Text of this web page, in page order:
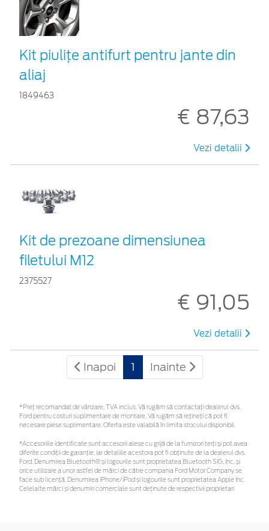
Kit piuliţe antifurt pentru jante din
aliaj
1849463
€ 87,63
Vezi detalii
Kit de prezoane dimensiunea
filetului M12
2375527
€ 91,05
Vezi detalii
Inapoi 1 Inainte
*Preţ recomandat de vânzare, TVA inclus. Vă rugăm să contactaţi dealerul dvs.
Ford pentru costuri suplimentare de montare. Vă rugăm să rețineți că pot fi
necesare piese suplimentare. Oferta este valabilă în limita stocului disponibil.
*Accesoriile identificate sunt accesorii alese cu grijă de la furnizori terți și pot avea
diferite condiții de garanție, iar detaliile acestora pot fi obținute de la dealerul dvs.
Ford. Denumirea Bluetooth® și logourile sunt proprietatea Bluetooth SIG, Inc. și
orice utilizare a unor astfel de mărci de către compania Ford Motor Company se
face sub licență. Denumirea iPhone/iPod și logourile sunt proprietatea Apple Inc.
Celelalte mărci și denumiri comerciale sunt deținute de respectivii proprietari